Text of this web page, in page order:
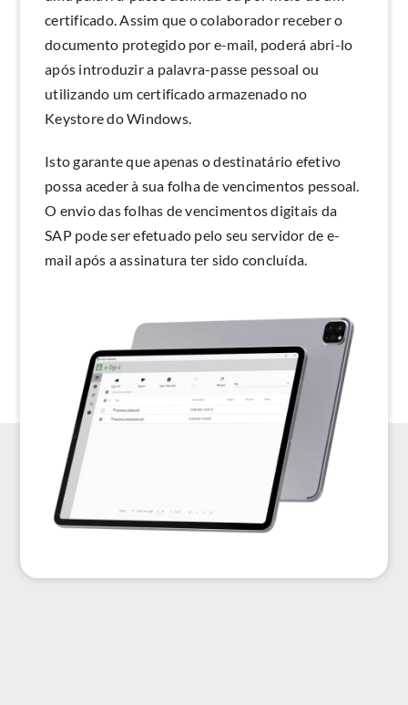
certificado. Assim que o colaborador receber o
documento protegido por e-mail, poderá abri-lo
após introduzir a palavra-passe pessoal ou
utilizando um certificado armazenado no
Keystore do Windows.
Isto garante que apenas o destinatário efetivo
possa aceder à sua folha de vencimentos pessoal.
O envio das folhas de vencimentos digitais da
SAP pode ser efetuado pelo seu servidor de e-
mail após a assinatura ter sido concluída.